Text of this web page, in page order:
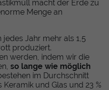
macht der Erde zu
Menge an
Jahr mehr als 1,5
produziert.
werden, indem wir die
so lange wie möglich
im Durchschnitt
Keramik und Glas und 23 %